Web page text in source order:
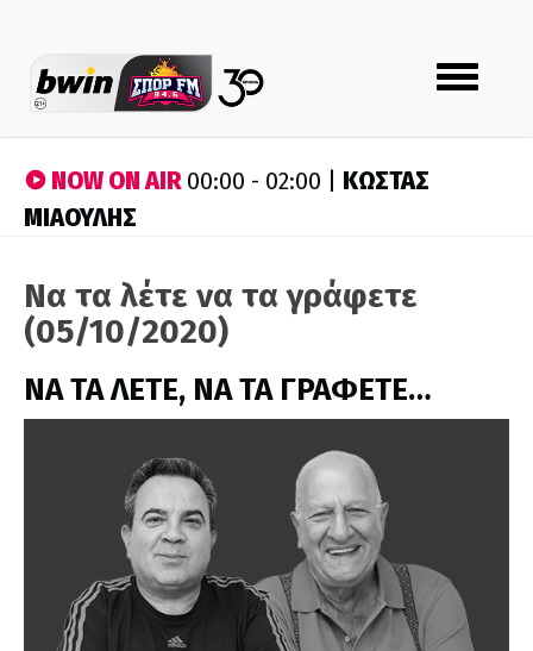
Toggle
navigation
NOW ON AIR00:00 - 02:00 | ΚΩΣΤΑΣ
ΜΙΑΟΥΛΗΣ
Να τα λέτε να τα γράφετε
(05/10/2020)
ΝΑ ΤΑ ΛΕΤΕ, ΝΑ ΤΑ ΓΡΑΦΕΤΕ…